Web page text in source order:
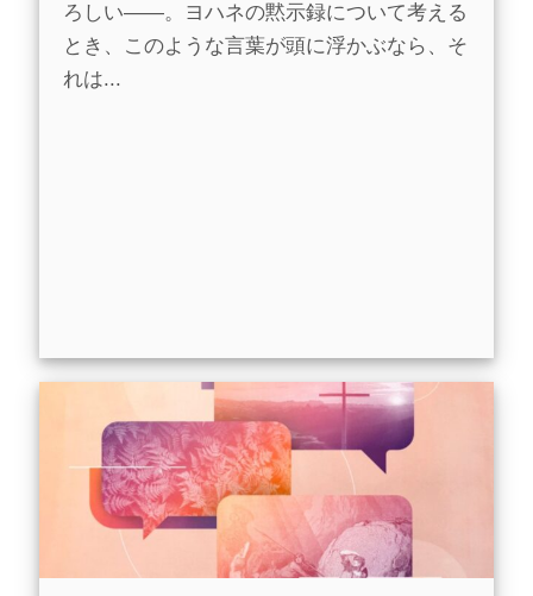
ろしい——。ヨハネの黙示録について考える
とき、このような言葉が頭に浮かぶなら、そ
れは...